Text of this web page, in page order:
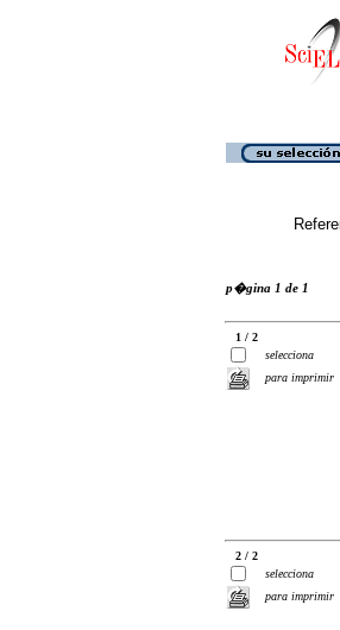
p�gina 1 de 1
1 / 2
selecciona
para imprimir
2 / 2
selecciona
para imprimir